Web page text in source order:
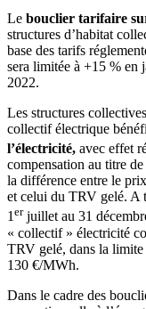
Le bouclier tarifaire
structures d’habitat
base des tarifs
sera limitée à +15 % en
2022.
Les structures
collectif électrique
l’électricité, avec effet
compensation au titre
la différence entre le
et celui du TRV gelé. A
1erjuillet au 31
« collectif » électricité
TRV gelé, dans la limite
130 €/MWh.
Dans le cadre des